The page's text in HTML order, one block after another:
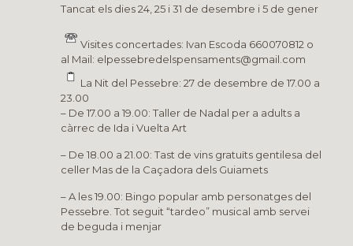
Tancat els dies 24, 25 i 31 de desembre i 5 de gener
Visites concertades: Ivan Escoda 660070812 o
al Mail: elpessebredelspensaments@gmail.com
La Nit del Pessebre: 27 de desembre de 17.00 a
23.00
– De 17.00 a 19.00: Taller de Nadal per a adults a
càrrec de Ida i Vuelta Art
– De 18.00 a 21.00: Tast de vins gratuïts gentilesa del
celler Mas de la Caçadora dels Guiamets
– A les 19.00: Bingo popular amb personatges del
Pessebre. Tot seguit “tardeo” musical amb servei
de beguda i menjar